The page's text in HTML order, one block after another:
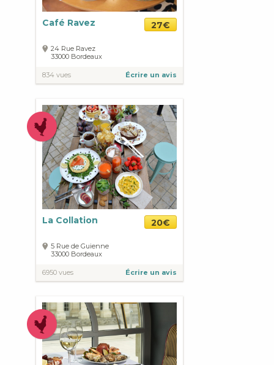
Café Ravez 27€
24 Rue Ravez
33000 Bordeaux
834 vues Écrire un avis
La Collation 20€
5 Rue de Guienne
33000 Bordeaux
6950 vues Écrire un avis